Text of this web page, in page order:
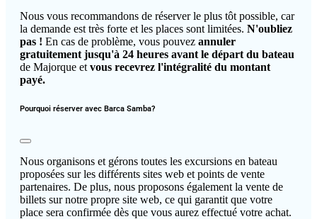
Nous vous recommandons de réserver le plus tôt possible, car
la demande est très forte et les places sont limitées. N'oubliez
pas ! En cas de problème, vous pouvez annuler
gratuitement jusqu'à 24 heures avant le départ du bateau
de Majorque et vous recevrez l'intégralité du montant
payé.
Pourquoi réserver avec Barca Samba?
Nous organisons et gérons toutes les excursions en bateau
proposées sur les différents sites web et points de vente
partenaires. De plus, nous proposons également la vente de
billets sur notre propre site web, ce qui garantit que votre
place sera confirmée dès que vous aurez effectué votre achat.